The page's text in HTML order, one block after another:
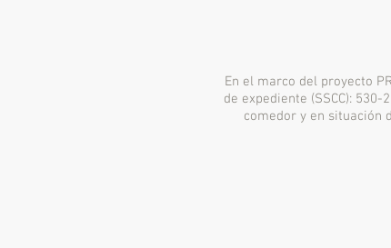
En el marco del proyecto
de expediente (SSCC):
comedor y en situación